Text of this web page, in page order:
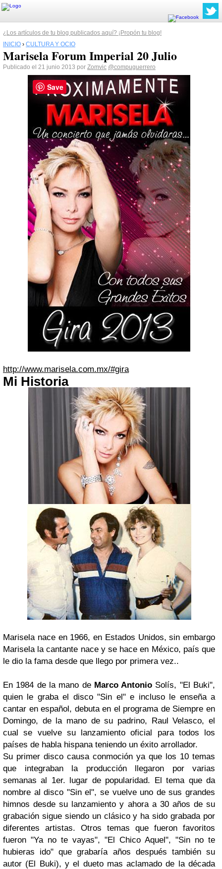
¿Los artículos de tu blog publicados aquí? ¡Propón tu blog!
INICIO › CULTURA Y OCIO
Marisela Forum Imperial 20 Julio
Publicado el 21 junio 2013 por Zomvic @compuguerrero
http://www.marisela.com.mx/#gira
Mi Historia
Marisela nace en 1966, en Estados Unidos, sin embargo
Marisela la cantante nace y se hace en México, país que
le dio la fama desde que llego por primera vez..
En 1984 de la mano de Marco Antonio Solís, "El Buki",
quien le graba el disco "Sin el" e incluso le enseña a
cantar en español, debuta en el programa de Siempre en
Domingo, de la mano de su padrino, Raul Velasco, el
cual se vuelve su lanzamiento oficial para todos los
países de habla hispana teniendo un éxito arrollador.
Su primer disco causa conmoción ya que los 10 temas
que integraban la producción llegaron por varias
semanas al 1er. lugar de popularidad. El tema que da
nombre al disco "Sin el", se vuelve uno de sus grandes
himnos desde su lanzamiento y ahora a 30 años de su
grabación sigue siendo un clásico y ha sido grabada por
diferentes artistas. Otros temas que fueron favoritos
fueron "Ya no te vayas", "El Chico Aquel", "Sin no te
hubieras ido" que grabaría años después también su
autor (El Buki), y el dueto mas aclamado de la década
Save